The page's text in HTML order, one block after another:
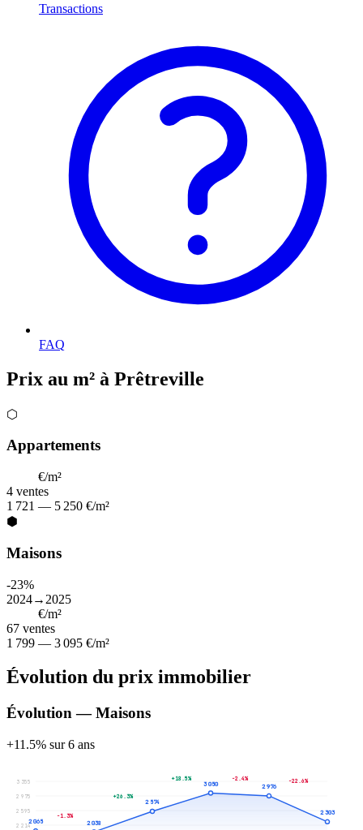
Transactions
FAQ
Prix au m² à Prêtreville
⬡
Appartements
€/m²
4 ventes
1 721 — 5 250 €/m²
⬢
Maisons
-23%
2024→2025
€/m²
67 ventes
1 799 — 3 095 €/m²
Évolution du prix immobilier
Évolution — Maisons
+11.5% sur 6 ans
2 214
2 595
2 975
3 355
2 065 2 038
2 574
3 050 2 976
2 303
-1.3%
+26.3%
+18.5% -2.4% -22.6%